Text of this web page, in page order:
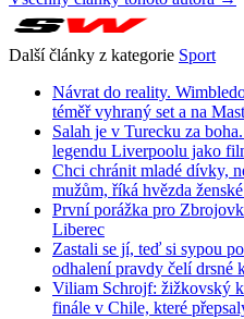
Další články z kategorie Sport
Návrat do reality.
téměř vyhraný set a na
Salah je v Turecku za
legendu Liverpoolu jako
Chci chránit mladé dívky,
mužům, říká hvězda
První porážka pro
Liberec
Zastali se jí, teď si sypou
odhalení pravdy čelí drsné
Viliam Schrojf: žižkovský
finále v Chile, které